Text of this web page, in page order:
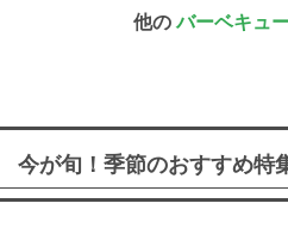
他のバーベキュ
今が旬！季節のおすすめ特